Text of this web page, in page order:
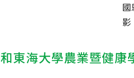
國
影
和東海大學農業暨健康